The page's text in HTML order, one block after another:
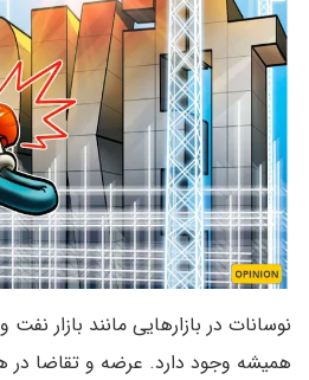
نوسانات در بازار‌هایی مانند بازار
همیشه وجود دارد. عرضه و تقاضا در